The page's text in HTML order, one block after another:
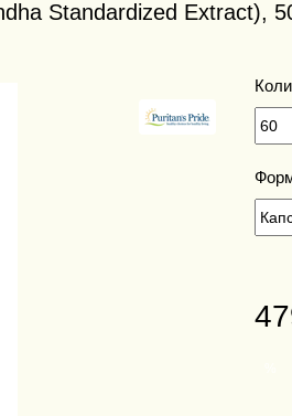
Standardized Extract),